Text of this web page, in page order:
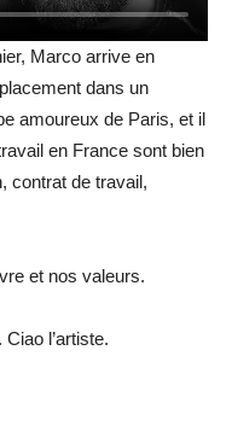
Marco arrive en
dans un
amoureux de Paris, et il
en France sont bien
contrat de travail,
et nos valeurs.
l’artiste.